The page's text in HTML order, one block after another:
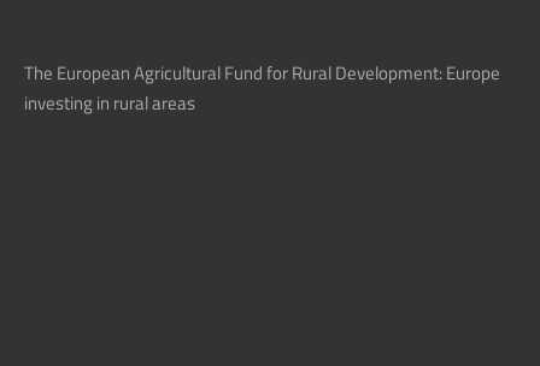
The European Agricultural Fund for Rural Development: Europe
investing in rural areas